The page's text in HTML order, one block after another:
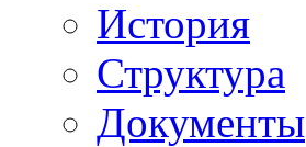
История
Структура
Документы